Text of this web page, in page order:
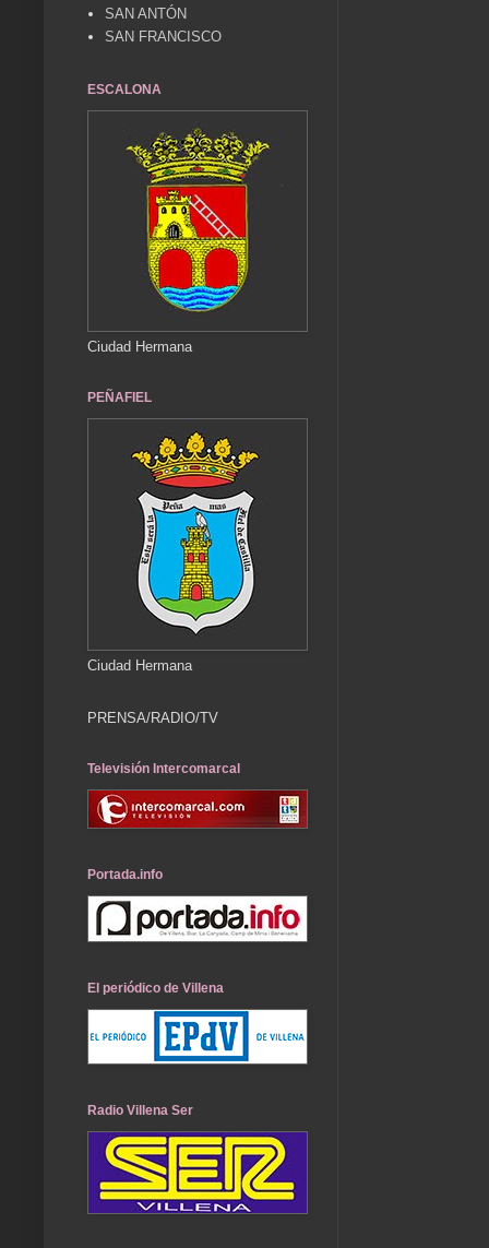
SAN ANTÓN
SAN FRANCISCO
ESCALONA
Ciudad Hermana
PEÑAFIEL
Ciudad Hermana
PRENSA/RADIO/TV
Televisión Intercomarcal
Portada.info
El periódico de Villena
Radio Villena Ser